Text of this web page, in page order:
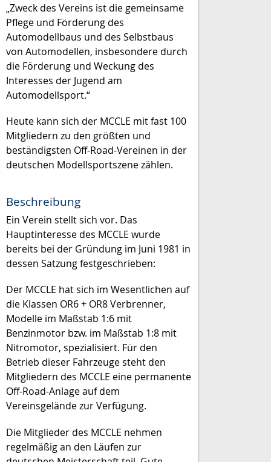
„Zweck des Vereins ist die gemeinsame
Pflege und Förderung des
Automodellbaus und des Selbstbaus
von Automodellen, insbesondere durch
die Förderung und Weckung des
Interesses der Jugend am
Automodellsport.“
Heute kann sich der MCCLE mit fast 100
Mitgliedern zu den größten und
beständigsten Off-Road-Vereinen in der
deutschen Modellsportszene zählen.
Beschreibung
Ein Verein stellt sich vor. Das
Hauptinteresse des MCCLE wurde
bereits bei der Gründung im Juni 1981 in
dessen Satzung festgeschrieben:
Der MCCLE hat sich im Wesentlichen auf
die Klassen OR6 + OR8 Verbrenner,
Modelle im Maßstab 1:6 mit
Benzinmotor bzw. im Maßstab 1:8 mit
Nitromotor, spezialisiert. Für den
Betrieb dieser Fahrzeuge steht den
Mitgliedern des MCCLE eine permanente
Off-Road-Anlage auf dem
Vereinsgelände zur Verfügung.
Die Mitglieder des MCCLE nehmen
regelmäßig an den Läufen zur